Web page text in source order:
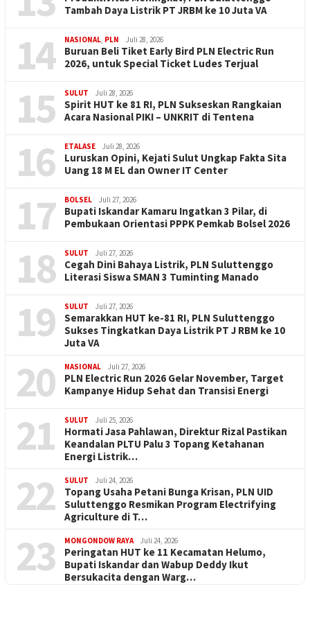
Tambah Daya Listrik PT JRBM ke 10 Juta VA
14 NASIONAL, PLN Juli 28, 2026
Buruan Beli Tiket Early Bird PLN Electric Run
2026, untuk Special Ticket Ludes Terjual
15 SULUT Juli 28, 2026
Spirit HUT ke 81 RI, PLN Sukseskan Rangkaian
Acara Nasional PIKI – UNKRIT di Tentena
16 ETALASE Juli 28, 2026
Luruskan Opini, Kejati Sulut Ungkap Fakta Sita
Uang 18 M EL dan Owner IT Center
17 BOLSEL Juli 27, 2026
Bupati Iskandar Kamaru Ingatkan 3 Pilar, di
Pembukaan Orientasi PPPK Pemkab Bolsel 2026
18 SULUT Juli 27, 2026
Cegah Dini Bahaya Listrik, PLN Suluttenggo
Literasi Siswa SMAN 3 Tuminting Manado
19 SULUT Juli 27, 2026
Semarakkan HUT ke-81 RI, PLN Suluttenggo
Sukses Tingkatkan Daya Listrik PT J RBM ke 10
Juta VA
20 NASIONAL Juli 27, 2026
PLN Electric Run 2026 Gelar November, Target
Kampanye Hidup Sehat dan Transisi Energi
21 SULUT Juli 25, 2026
Hormati Jasa Pahlawan, Direktur Rizal Pastikan
Keandalan PLTU Palu 3 Topang Ketahanan
Energi Listrik…
22 SULUT Juli 24, 2026
Topang Usaha Petani Bunga Krisan, PLN UID
Suluttenggo Resmikan Program Electrifying
Agriculture di T…
23 MONGONDOW RAYA Juli 24, 2026
Peringatan HUT ke 11 Kecamatan Helumo,
Bupati Iskandar dan Wabup Deddy Ikut
Bersukacita dengan Warg…